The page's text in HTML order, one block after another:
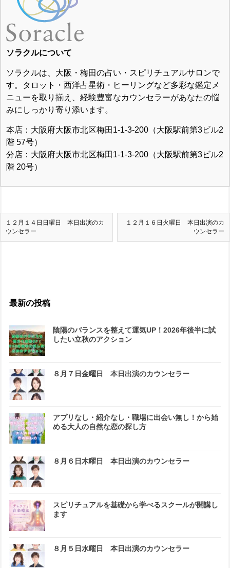
ソラクルについて
ソラクルは、大阪・梅田の占い・スピリチュアルサロンで
す。タロット・西洋占星術・ヒーリングなど多彩な鑑定メ
ニューを取り揃え、経験豊富なカウンセラーがあなたの悩
みにしっかり寄り添います。
本店：大阪府大阪市北区梅田1-1-3-200（大阪駅前第3ビル2
階 57号）
分店：大阪府大阪市北区梅田1-1-3-200（大阪駅前第3ビル2
階 20号）
１２月１４日日曜日 本日出演のカ
ウンセラー
１２月１６日火曜日 本日出演のカ
ウンセラー
最新の投稿
陰陽のバランスを整えて運気UP！2026年後半に試
したい立秋のアクション
８月７日金曜日 本日出演のカウンセラー
アプリなし・紹介なし・職場に出会い無し！から始
める大人の自然な恋の探し方
８月６日木曜日 本日出演のカウンセラー
スピリチュアルを基礎から学べるスクールが開講し
ます
８月５日水曜日 本日出演のカウンセラー